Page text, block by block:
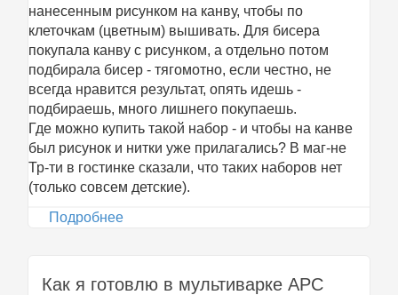
нанесенным рисунком на канву, чтобы по
клеточкам (цветным) вышивать. Для бисера
покупала канву с рисунком, а отдельно потом
подбирала бисер - тягомотно, если честно, не
всегда нравится результат, опять идешь -
подбираешь, много лишнего покупаешь.
Где можно купить такой набор - и чтобы на канве
был рисунок и нитки уже прилагались? В маг-не
Тр-ти в гостинке сказали, что таких наборов нет
(только совсем детские).
Подробнее
Как я готовлю в мультиварке АРС